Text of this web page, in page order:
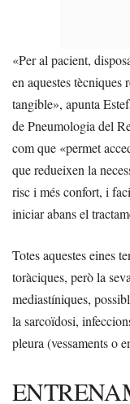
«Per al pacient,
en aquestes
tangible», apunta
de Pneumologia del
com que «permet
que redueixen la
risc i més confort, i
iniciar abans el
Totes aquestes eines
toràciques, però la
mediastíniques,
la sarcoïdosi,
pleura (vessaments o